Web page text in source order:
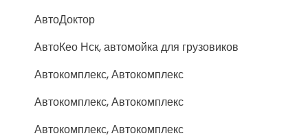
АвтоДоктор
АвтоКео Нск, автомойка для грузовиков
Автокомплекс, Автокомплекс
Автокомплекс, Автокомплекс
Автокомплекс, Автокомплекс